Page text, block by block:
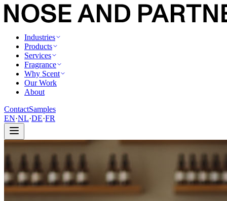
Industries
Products
Services
Fragrance
Why Scent
Our Work
About
ContactSamples
EN·NL·DE·FR